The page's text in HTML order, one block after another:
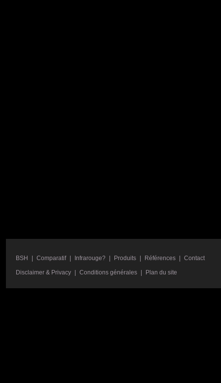
BSH Comparatif Infrarouge? Produits Références Contact
Disclaimer & Privacy Conditions générales Plan du site